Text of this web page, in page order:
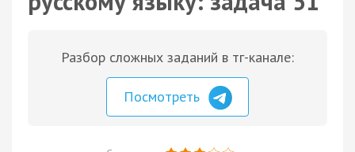
Разбор сложных заданий в тг-канале:
Посмотреть